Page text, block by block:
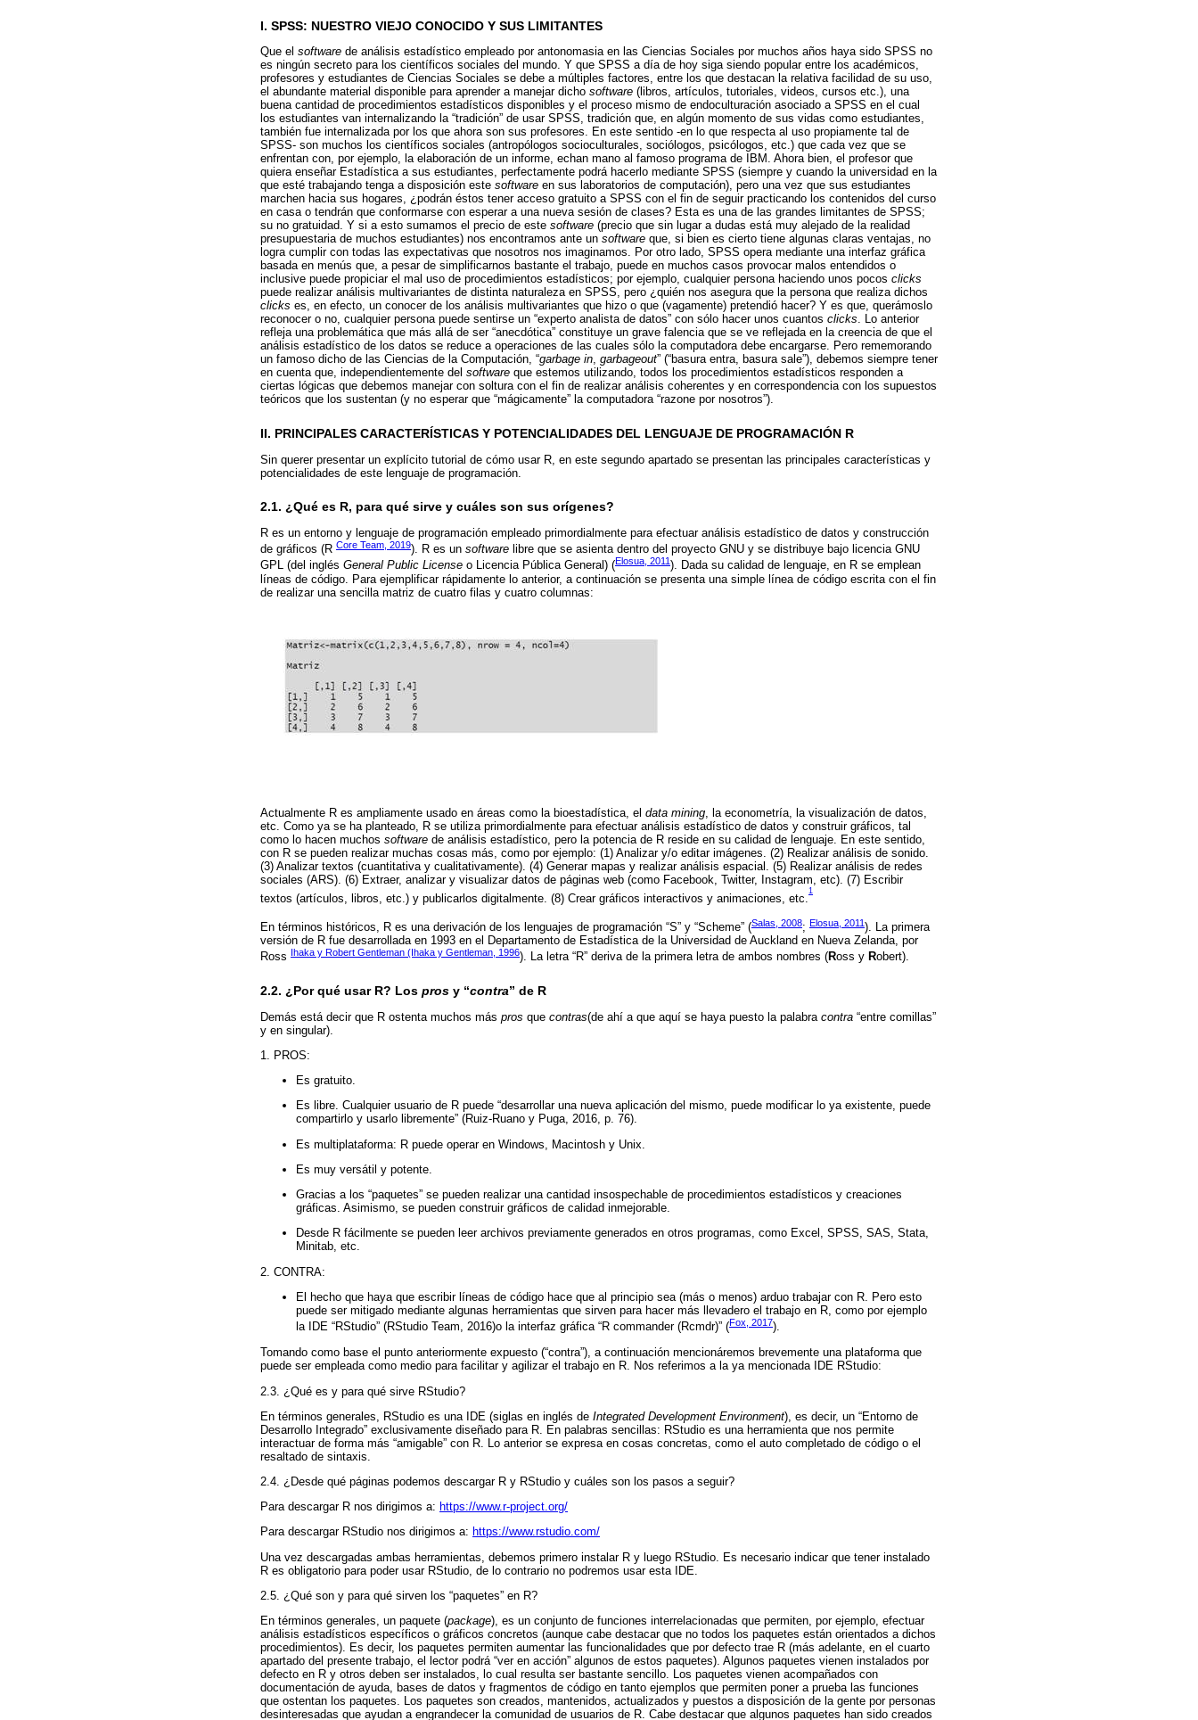
I. SPSS: NUESTRO VIEJO CONOCIDO Y SUS LIMITANTES
Que el software de análisis estadístico empleado por antonomasia en las Ciencias Sociales por muchos años haya sido SPSS no
es ningún secreto para los científicos sociales del mundo. Y que SPSS a día de hoy siga siendo popular entre los académicos,
profesores y estudiantes de Ciencias Sociales se debe a múltiples factores, entre los que destacan la relativa facilidad de su uso,
el abundante material disponible para aprender a manejar dicho software (libros, artículos, tutoriales, videos, cursos etc.), una
buena cantidad de procedimientos estadísticos disponibles y el proceso mismo de endoculturación asociado a SPSS en el cual
los estudiantes van internalizando la “tradición” de usar SPSS, tradición que, en algún momento de sus vidas como estudiantes,
también fue internalizada por los que ahora son sus profesores. En este sentido -en lo que respecta al uso propiamente tal de
SPSS- son muchos los científicos sociales (antropólogos socioculturales, sociólogos, psicólogos, etc.) que cada vez que se
enfrentan con, por ejemplo, la elaboración de un informe, echan mano al famoso programa de IBM. Ahora bien, el profesor que
quiera enseñar Estadística a sus estudiantes, perfectamente podrá hacerlo mediante SPSS (siempre y cuando la universidad en la
que esté trabajando tenga a disposición este software en sus laboratorios de computación), pero una vez que sus estudiantes
marchen hacia sus hogares, ¿podrán éstos tener acceso gratuito a SPSS con el fin de seguir practicando los contenidos del curso
en casa o tendrán que conformarse con esperar a una nueva sesión de clases? Esta es una de las grandes limitantes de SPSS;
su no gratuidad. Y si a esto sumamos el precio de este software (precio que sin lugar a dudas está muy alejado de la realidad
presupuestaria de muchos estudiantes) nos encontramos ante un software que, si bien es cierto tiene algunas claras ventajas, no
logra cumplir con todas las expectativas que nosotros nos imaginamos. Por otro lado, SPSS opera mediante una interfaz gráfica
basada en menús que, a pesar de simplificarnos bastante el trabajo, puede en muchos casos provocar malos entendidos o
inclusive puede propiciar el mal uso de procedimientos estadísticos; por ejemplo, cualquier persona haciendo unos pocos clicks
puede realizar análisis multivariantes de distinta naturaleza en SPSS, pero ¿quién nos asegura que la persona que realiza dichos
clicks es, en efecto, un conocer de los análisis multivariantes que hizo o que (vagamente) pretendió hacer? Y es que, querámoslo
reconocer o no, cualquier persona puede sentirse un “experto analista de datos” con sólo hacer unos cuantos clicks. Lo anterior
refleja una problemática que más allá de ser “anecdótica” constituye un grave falencia que se ve reflejada en la creencia de que el
análisis estadístico de los datos se reduce a operaciones de las cuales sólo la computadora debe encargarse. Pero rememorando
un famoso dicho de las Ciencias de la Computación, “garbage in, garbageout” (“basura entra, basura sale”), debemos siempre tener
en cuenta que, independientemente del software que estemos utilizando, todos los procedimientos estadísticos responden a
ciertas lógicas que debemos manejar con soltura con el fin de realizar análisis coherentes y en correspondencia con los supuestos
teóricos que los sustentan (y no esperar que “mágicamente” la computadora “razone por nosotros”).
II. PRINCIPALES CARACTERÍSTICAS Y POTENCIALIDADES DEL LENGUAJE DE PROGRAMACIÓN R
Sin querer presentar un explícito tutorial de cómo usar R, en este segundo apartado se presentan las principales características y
potencialidades de este lenguaje de programación.
2.1. ¿Qué es R, para qué sirve y cuáles son sus orígenes?
R es un entorno y lenguaje de programación empleado primordialmente para efectuar análisis estadístico de datos y construcción
de gráficos (R Core Team, 2019). R es un software libre que se asienta dentro del proyecto GNU y se distribuye bajo licencia GNU
GPL (del inglés General Public License o Licencia Pública General) (Elosua, 2011). Dada su calidad de lenguaje, en R se emplean
líneas de código. Para ejemplificar rápidamente lo anterior, a continuación se presenta una simple línea de código escrita con el fin
de realizar una sencilla matriz de cuatro filas y cuatro columnas:
Actualmente R es ampliamente usado en áreas como la bioestadística, el data mining, la econometría, la visualización de datos,
etc. Como ya se ha planteado, R se utiliza primordialmente para efectuar análisis estadístico de datos y construir gráficos, tal
como lo hacen muchos software de análisis estadístico, pero la potencia de R reside en su calidad de lenguaje. En este sentido,
con R se pueden realizar muchas cosas más, como por ejemplo: (1) Analizar y/o editar imágenes. (2) Realizar análisis de sonido.
(3) Analizar textos (cuantitativa y cualitativamente). (4) Generar mapas y realizar análisis espacial. (5) Realizar análisis de redes
sociales (ARS). (6) Extraer, analizar y visualizar datos de páginas web (como Facebook, Twitter, Instagram, etc). (7) Escribir
textos (artículos, libros, etc.) y publicarlos digitalmente. (8) Crear gráficos interactivos y animaciones, etc.
1
En términos históricos, R es una derivación de los lenguajes de programación “S” y “Scheme” (Salas, 2008; Elosua, 2011). La primera
versión de R fue desarrollada en 1993 en el Departamento de Estadística de la Universidad de Auckland en Nueva Zelanda, por
Ross Ihaka y Robert Gentleman (Ihaka y Gentleman, 1996). La letra “R” deriva de la primera letra de ambos nombres (Ross y Robert).
2.2. ¿Por qué usar R? Los pros y “contra” de R
Demás está decir que R ostenta muchos más pros que contras(de ahí a que aquí se haya puesto la palabra contra “entre comillas”
y en singular).
1. PROS:
Es gratuito.
Es libre. Cualquier usuario de R puede “desarrollar una nueva aplicación del mismo, puede modificar lo ya existente, puede
compartirlo y usarlo libremente” (Ruiz-Ruano y Puga, 2016, p. 76).
Es multiplataforma: R puede operar en Windows, Macintosh y Unix.
Es muy versátil y potente.
Gracias a los “paquetes” se pueden realizar una cantidad insospechable de procedimientos estadísticos y creaciones
gráficas. Asimismo, se pueden construir gráficos de calidad inmejorable.
Desde R fácilmente se pueden leer archivos previamente generados en otros programas, como Excel, SPSS, SAS, Stata,
Minitab, etc.
2. CONTRA:
El hecho que haya que escribir líneas de código hace que al principio sea (más o menos) arduo trabajar con R. Pero esto
puede ser mitigado mediante algunas herramientas que sirven para hacer más llevadero el trabajo en R, como por ejemplo
la IDE “RStudio” (RStudio Team, 2016)o la interfaz gráfica “R commander (Rcmdr)” (Fox, 2017).
Tomando como base el punto anteriormente expuesto (“contra”), a continuación mencionáremos brevemente una plataforma que
puede ser empleada como medio para facilitar y agilizar el trabajo en R. Nos referimos a la ya mencionada IDE RStudio:
2.3. ¿Qué es y para qué sirve RStudio?
En términos generales, RStudio es una IDE (siglas en inglés de Integrated Development Environment), es decir, un “Entorno de
Desarrollo Integrado” exclusivamente diseñado para R. En palabras sencillas: RStudio es una herramienta que nos permite
interactuar de forma más “amigable” con R. Lo anterior se expresa en cosas concretas, como el auto completado de código o el
resaltado de sintaxis.
2.4. ¿Desde qué páginas podemos descargar R y RStudio y cuáles son los pasos a seguir?
Para descargar R nos dirigimos a: https://www.r-project.org/
Para descargar RStudio nos dirigimos a: https://www.rstudio.com/
Una vez descargadas ambas herramientas, debemos primero instalar R y luego RStudio. Es necesario indicar que tener instalado
R es obligatorio para poder usar RStudio, de lo contrario no podremos usar esta IDE.
2.5. ¿Qué son y para qué sirven los “paquetes” en R?
En términos generales, un paquete (package), es un conjunto de funciones interrelacionadas que permiten, por ejemplo, efectuar
análisis estadísticos específicos o gráficos concretos (aunque cabe destacar que no todos los paquetes están orientados a dichos
procedimientos). Es decir, los paquetes permiten aumentar las funcionalidades que por defecto trae R (más adelante, en el cuarto
apartado del presente trabajo, el lector podrá “ver en acción” algunos de estos paquetes). Algunos paquetes vienen instalados por
defecto en R y otros deben ser instalados, lo cual resulta ser bastante sencillo. Los paquetes vienen acompañados con
documentación de ayuda, bases de datos y fragmentos de código en tanto ejemplos que permiten poner a prueba las funciones
que ostentan los paquetes. Los paquetes son creados, mantenidos, actualizados y puestos a disposición de la gente por personas
desinteresadas que ayudan a engrandecer la comunidad de usuarios de R. Cabe destacar que algunos paquetes han sido creados